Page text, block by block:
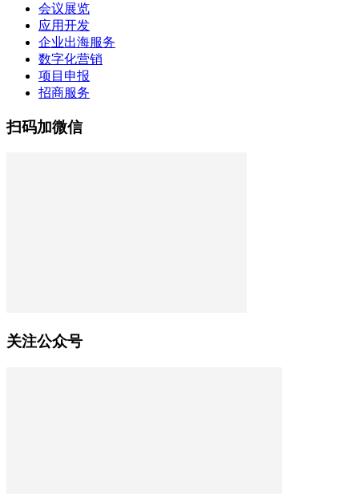
会议展览
应用开发
企业出海服务
数字化营销
项目申报
招商服务
扫码加微信
关注公众号